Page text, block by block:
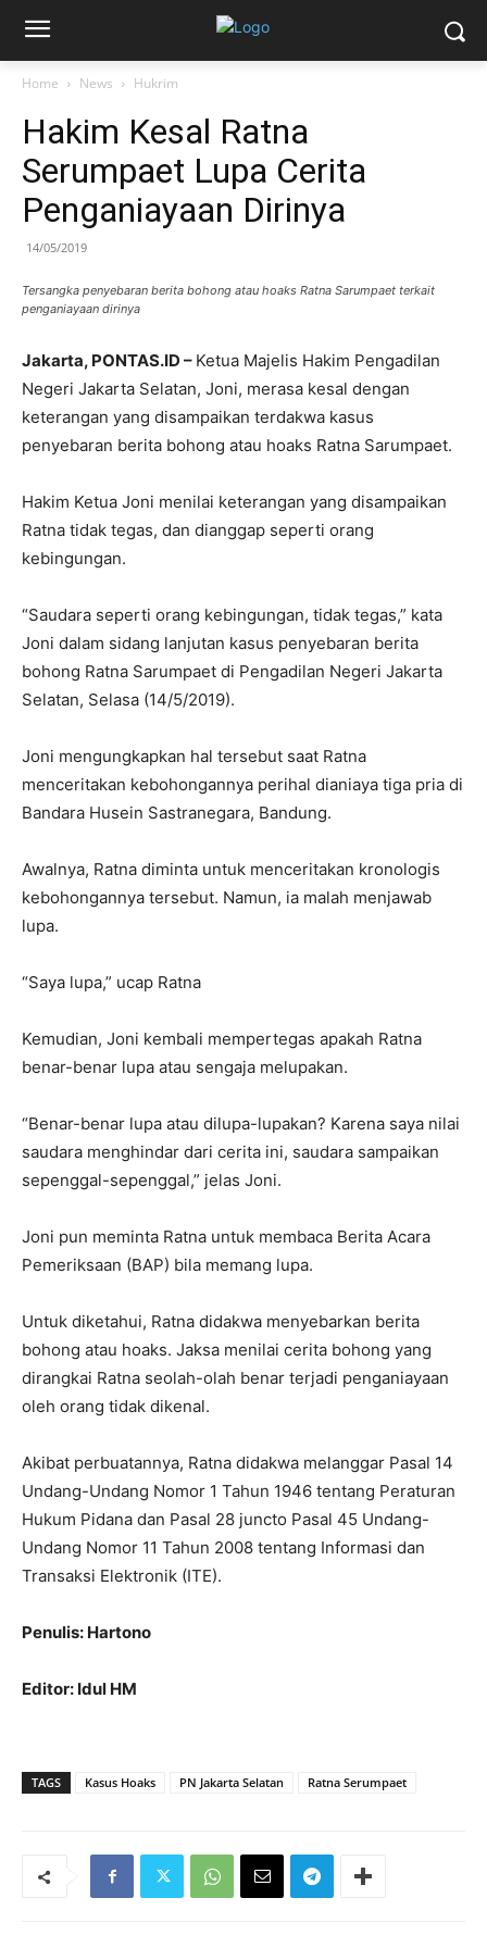
Home News Hukrim
Hakim Kesal Ratna
Serumpaet Lupa Cerita
Penganiayaan Dirinya
14/05/2019
Tersangka penyebaran berita bohong atau hoaks Ratna Sarumpaet terkait
penganiayaan dirinya
Jakarta, PONTAS.ID – Ketua Majelis Hakim Pengadilan
Negeri Jakarta Selatan, Joni, merasa kesal dengan
keterangan yang disampaikan terdakwa kasus
penyebaran berita bohong atau hoaks Ratna Sarumpaet.
Hakim Ketua Joni menilai keterangan yang disampaikan
Ratna tidak tegas, dan dianggap seperti orang
kebingungan.
“Saudara seperti orang kebingungan, tidak tegas,” kata
Joni dalam sidang lanjutan kasus penyebaran berita
bohong Ratna Sarumpaet di Pengadilan Negeri Jakarta
Selatan, Selasa (14/5/2019).
Joni mengungkapkan hal tersebut saat Ratna
menceritakan kebohongannya perihal dianiaya tiga pria di
Bandara Husein Sastranegara, Bandung.
Awalnya, Ratna diminta untuk menceritakan kronologis
kebohongannya tersebut. Namun, ia malah menjawab
lupa.
“Saya lupa,” ucap Ratna
Kemudian, Joni kembali mempertegas apakah Ratna
benar-benar lupa atau sengaja melupakan.
“Benar-benar lupa atau dilupa-lupakan? Karena saya nilai
saudara menghindar dari cerita ini, saudara sampaikan
sepenggal-sepenggal,” jelas Joni.
Joni pun meminta Ratna untuk membaca Berita Acara
Pemeriksaan (BAP) bila memang lupa.
Untuk diketahui, Ratna didakwa menyebarkan berita
bohong atau hoaks. Jaksa menilai cerita bohong yang
dirangkai Ratna seolah-olah benar terjadi penganiayaan
oleh orang tidak dikenal.
Akibat perbuatannya, Ratna didakwa melanggar Pasal 14
Undang-Undang Nomor 1 Tahun 1946 tentang Peraturan
Hukum Pidana dan Pasal 28 juncto Pasal 45 Undang-
Undang Nomor 11 Tahun 2008 tentang Informasi dan
Transaksi Elektronik (ITE).
Penulis: Hartono
Editor: Idul HM
TAGS Kasus Hoaks PN Jakarta Selatan Ratna Serumpaet